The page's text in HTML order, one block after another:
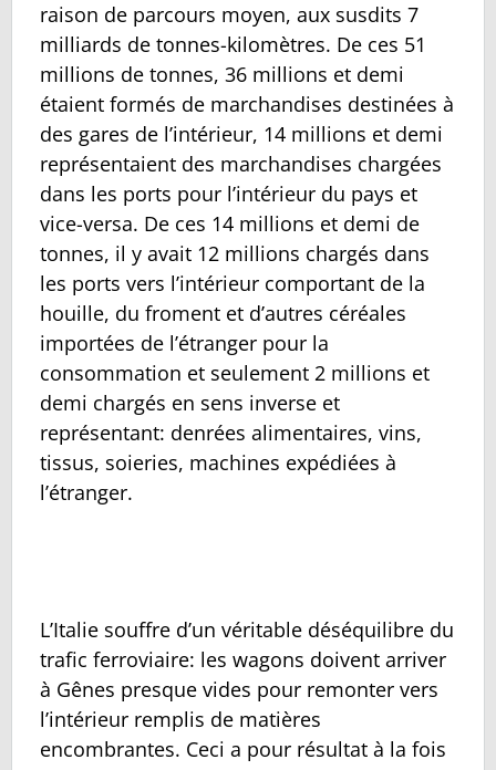
raison de parcours moyen, aux susdits 7
milliards de tonnes-kilomètres. De ces 51
millions de tonnes, 36 millions et demi
étaient formés de marchandises destinées à
des gares de l’intérieur, 14 millions et demi
représentaient des marchandises chargées
dans les ports pour l’intérieur du pays et
vice-versa. De ces 14 millions et demi de
tonnes, il y avait 12 millions chargés dans
les ports vers l’intérieur comportant de la
houille, du froment et d’autres céréales
importées de l’étranger pour la
consommation et seulement 2 millions et
demi chargés en sens inverse et
représentant: denrées alimentaires, vins,
tissus, soieries, machines expédiées à
l’étranger.
L’Italie souffre d’un véritable déséquilibre du
trafic ferroviaire: les wagons doivent arriver
à Gênes presque vides pour remonter vers
l’intérieur remplis de matières
encombrantes. Ceci a pour résultat à la fois